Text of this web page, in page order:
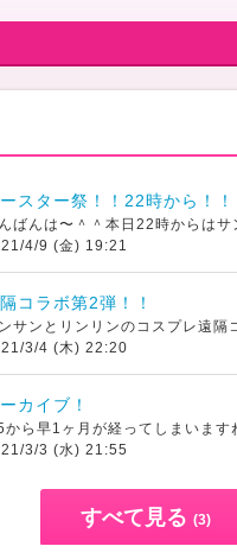
スター祭！！22時から！！
4/9 (金) 19:21
コラボ第2弾！！
3/4 (木) 22:20
カイブ！
3/3 (水) 21:55
すべて見る (3)